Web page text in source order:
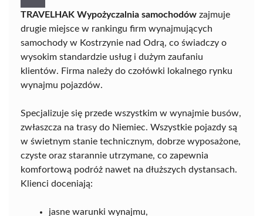
TRAVELHAK Wypożyczalnia samochodów zajmuje
drugie miejsce w rankingu firm wynajmujących
samochody w Kostrzynie nad Odrą, co świadczy o
wysokim standardzie usług i dużym zaufaniu
klientów. Firma należy do czołówki lokalnego rynku
wynajmu pojazdów.
Specjalizuje się przede wszystkim w wynajmie busów,
zwłaszcza na trasy do Niemiec. Wszystkie pojazdy są
w świetnym stanie technicznym, dobrze wyposażone,
czyste oraz starannie utrzymane, co zapewnia
komfortową podróż nawet na dłuższych dystansach.
Klienci doceniają:
jasne warunki wynajmu,